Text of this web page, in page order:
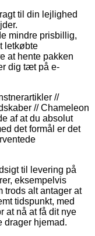
til din lejlighed
mindre prisbillig,
letkøbte
at hente pakken
dig tæt på e-
//
// Chameleon
af at du absolut
det formål er det
til levering på
eksempelvis
trods alt antager at
tidspunkt, med
at nå at få dit nye
drager hjemad.